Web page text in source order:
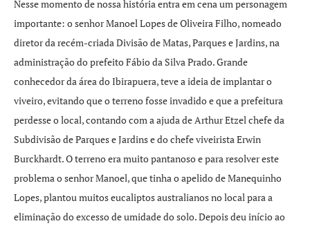
Nesse momento de nossa história entra em cena um personagem
importante: o senhor Manoel Lopes de Oliveira Filho, nomeado
diretor da recém-criada Divisão de Matas, Parques e Jardins, na
administração do prefeito Fábio da Silva Prado. Grande
conhecedor da área do Ibirapuera, teve a ideia de implantar o
viveiro, evitando que o terreno fosse invadido e que a prefeitura
perdesse o local, contando com a ajuda de Arthur Etzel chefe da
Subdivisão de Parques e Jardins e do chefe viveirista Erwin
Burckhardt. O terreno era muito pantanoso e para resolver este
problema o senhor Manoel, que tinha o apelido de Manequinho
Lopes, plantou muitos eucaliptos australianos no local para a
eliminação do excesso de umidade do solo. Depois deu início ao